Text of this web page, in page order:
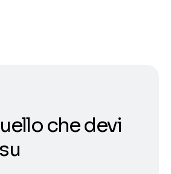
che devi